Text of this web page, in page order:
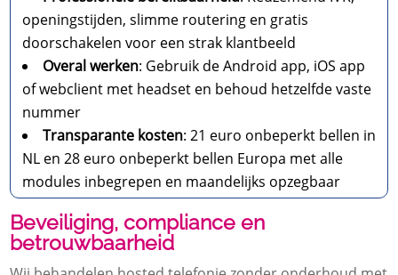
openingstijden, slimme routering en gratis
doorschakelen voor een strak klantbeeld
Overal werken: Gebruik de Android app, iOS app
of webclient met headset en behoud hetzelfde vaste
nummer
Transparante kosten: 21 euro onbeperkt bellen in
NL en 28 euro onbeperkt bellen Europa met alle
modules inbegrepen en maandelijks opzegbaar
Beveiliging, compliance en
betrouwbaarheid